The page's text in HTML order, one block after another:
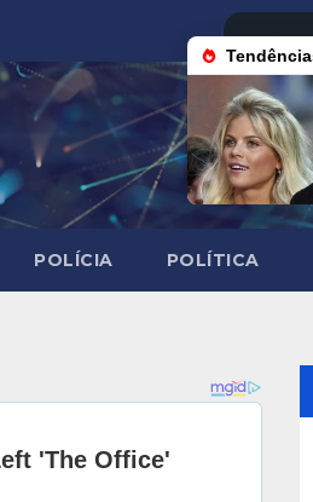
POLÍCIA POLÍTICA